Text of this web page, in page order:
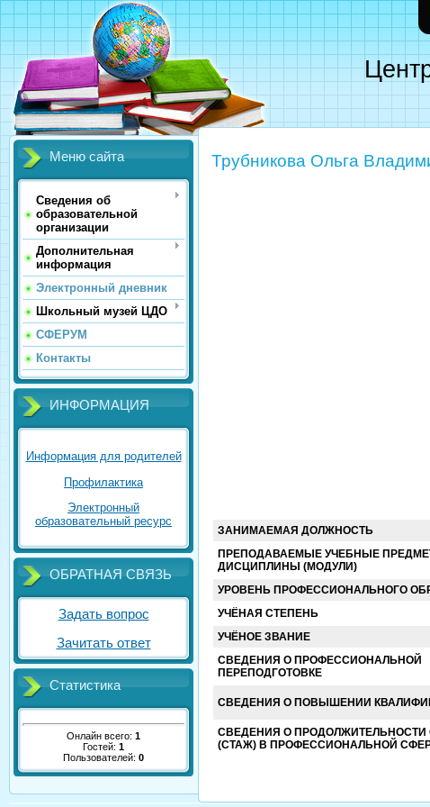
Меню сайта
Сведения об
образовательной
организации
Дополнительная
информация
Электронный дневник
Школьный музей ЦДО
СФЕРУМ
Контакты
ИНФОРМАЦИЯ
Информация для родителей
Профилактика
Электронный
образовательный ресурс
ОБРАТНАЯ СВЯЗЬ
Задать вопрос
Зачитать ответ
Статистика
Онлайн всего: 1
Гостей: 1
Пользователей: 0
Трубникова Ольга
ЗАНИМАЕМАЯ ДОЛЖНОСТЬ
ПРЕПОДАВАЕМЫЕ УЧЕБНЫЕ
ДИСЦИПЛИНЫ (МОДУЛИ)
УРОВЕНЬ ПРОФЕССИОНАЛЬНОГО
УЧЁНАЯ СТЕПЕНЬ
УЧЁНОЕ ЗВАНИЕ
СВЕДЕНИЯ О ПРОФЕССИОНАЛЬНОЙ
ПЕРЕПОДГОТОВКЕ
СВЕДЕНИЯ О ПОВЫШЕНИИ
СВЕДЕНИЯ О
(СТАЖ) В ПРОФЕССИОНАЛЬНОЙ